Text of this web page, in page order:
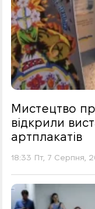
Мистецтво
відкрили
артплакатів
18:33 Пт, 7 Серпня,